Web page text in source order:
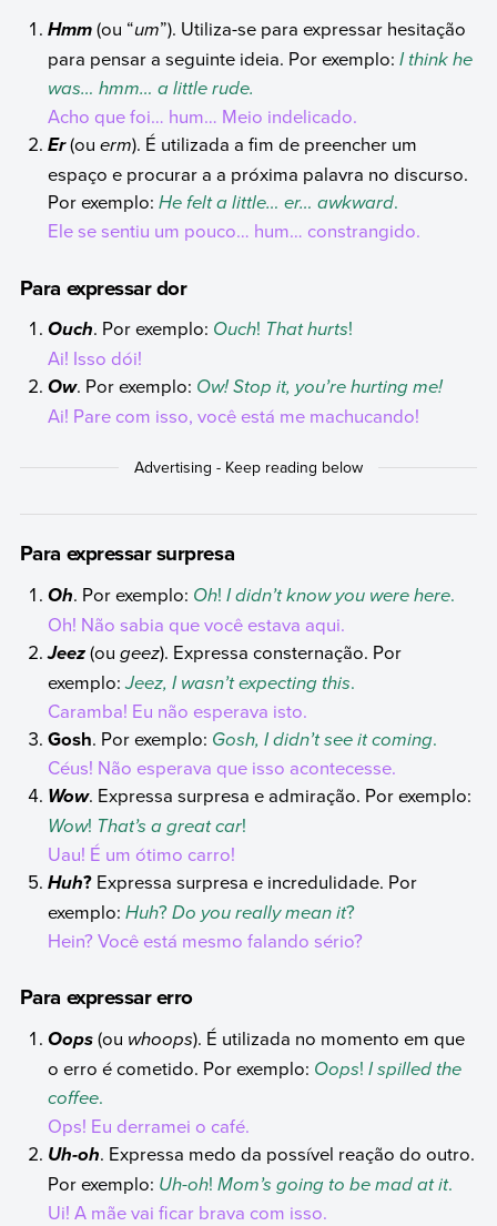
Hmm (ou “um”). Utiliza-se para expressar hesitação
para pensar a seguinte ideia. Por exemplo:I think he
was… hmm… a little rude.
Acho que foi… hum… Meio indelicado.
Er(ouerm). É utilizada a fim de preencher um
espaço e procurar a a próxima palavra no discurso.
Por exemplo:He felt a little… er… awkward.
Ele se sentiu um pouco… hum… constrangido.
Para expressar dor
Ouch. Por exemplo: Ouch! That hurts!
Ai! Isso dói!
Ow. Por exemplo: Ow! Stop it, you’re hurting me!
Ai! Pare com isso, você está me machucando!
Para expressar surpresa
Oh. Por exemplo: Oh!I didn’t know you were here.
Oh! Não sabia que você estava aqui.
Jeez (ougeez). Expressa consternação. Por
exemplo:Jeez, I wasn’t expecting this.
Caramba! Eu não esperava isto.
Gosh. Por exemplo: Gosh, I didn’t see it coming.
Céus! Não esperava que isso acontecesse.
Wow. Expressa surpresa e admiração. Por exemplo:
Wow! That’s a great car!
Uau! É um ótimo carro!
Huh? Expressa surpresa e incredulidade. Por
exemplo:Huh?Do you really mean it?
Hein? Você está mesmo falando sério?
Para expressar erro
Oops (ou whoops). É utilizada no momento em que
o erro é cometido. Por exemplo: Oops!I spilled the
coffee.
Ops! Eu derramei o café.
Uh-oh. Expressa medo da possível reação do outro.
Por exemplo: Uh-oh!Mom’s going to be mad at it.
Ui! A mãe vai ficar brava com isso.